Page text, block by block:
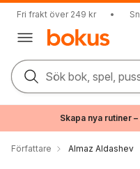
Fri frakt över 249 kr •
Sök bok, spel,
Skapa nya rutiner
Författare Almaz Aldashev